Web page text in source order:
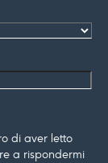
di aver letto
a rispondermi